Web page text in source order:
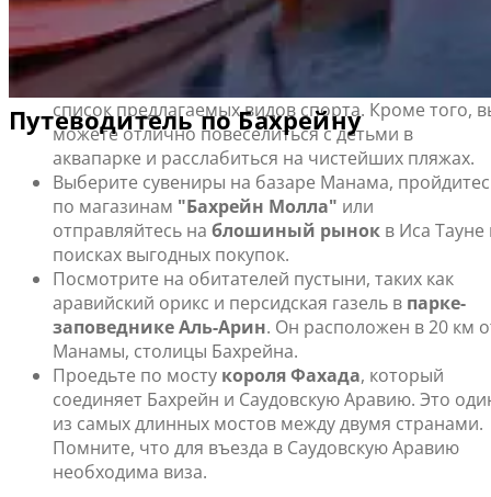
Отправляйтесь на скоростном катере на
Хавари насладитесь отдыхом в местной
гостинице. Катание на гидроцикле, волейбол,
теннис и сноркелинг – это далеко не полный
список предлагаемых видов спорта. Кроме того,
можете отлично повеселиться с детьми в
аквапарке и расслабиться на чистейших пляжах.
Выберите сувениры на базаре Манама,
по магазинам "Бахрейн Молла" или
отправляйтесь на блошиный рынок в Иса Тауне
поисках выгодных покупок.
Посмотрите на обитателей пустыни, таких как
аравийский орикс и персидская газель в парке-
заповеднике Аль-Арин. Он расположен в 20 км
Манамы, столицы Бахрейна.
Проедьте по мосту короля Фахада, который
соединяет Бахрейн и Саудовскую Аравию. Это
из самых длинных мостов между двумя странами.
Помните, что для въезда в Саудовскую Аравию
необходима виза.